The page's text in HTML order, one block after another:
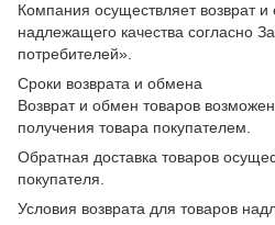
Компания осуществляет возврат
надлежащего качества согласно
потребителей».
Сроки возврата и обмена
Возврат и обмен товаров
получения товара покупателем.
Обратная доставка товаров
покупателя.
Условия возврата для товаров